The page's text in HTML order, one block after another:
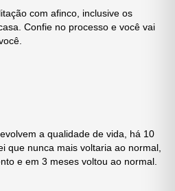
com afinco, inclusive os
Confie no processo e você vai
a qualidade de vida, há 10
que nunca mais voltaria ao normal,
e em 3 meses voltou ao normal.